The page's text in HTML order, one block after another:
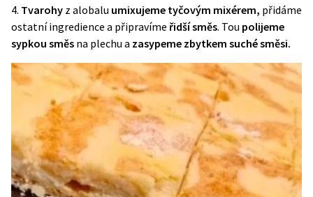
4. Tvarohy z alobalu umixujeme tyčovým mixérem, přidáme
ostatní ingredience a připravíme řidší směs. Tou polijeme
sypkou směs na plechu a zasypeme zbytkem suché směsi.